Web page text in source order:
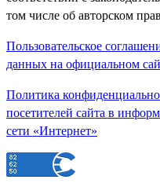
том числе об авторском
Пользовательское
данных на официальном
Политика
посетителей сайта в
сети «Интернет»